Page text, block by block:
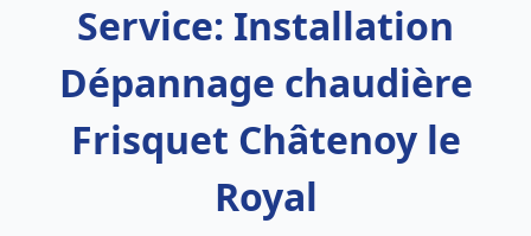
Service: Installation
Dépannage chaudière
Frisquet Châtenoy le
Royal